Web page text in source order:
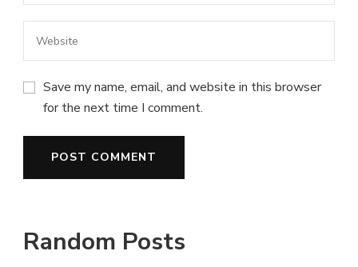
Save my name, email, and website in this browser
for the next time I comment.
Random Posts